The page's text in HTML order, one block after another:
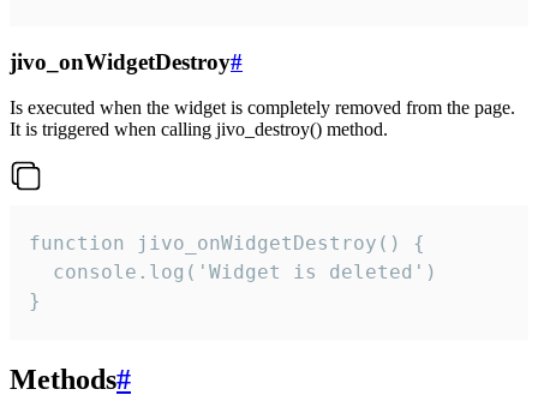
jivo_onWidgetDestroy#
Is executed when the widget is completely removed from the page.
It is triggered when calling jivo_destroy() method.
function jivo_onWidgetDestroy() {
  console.log('Widget is deleted')
}
Methods#